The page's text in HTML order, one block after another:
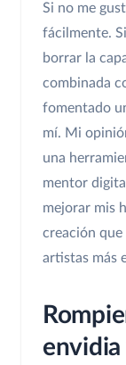
Si no me
fácilmente.
borrar la
combinada
fomentado
mí. Mi
una
mentor
mejorar mis
creación
artistas más
envidia